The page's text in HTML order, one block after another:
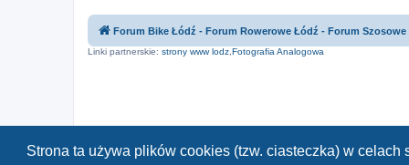
Strona ta używa plików cookies (tzw. ciasteczka) w
Forum Bike Łódź - Forum Rowerowe Łódź - Forum Szosowe
Linki partnerskie: strony www lodz Fotografia Analogowa